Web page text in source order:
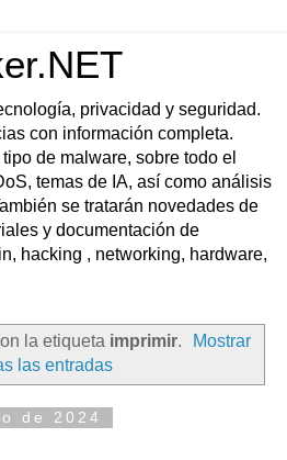
privacidad y seguridad.
con información completa.
de malware, sobre todo el
temas de IA, así como análisis
se tratarán novedades de
y documentación de
hacking , networking, hardware,
la etiqueta imprimir.
Mostrar
las entradas
de 2024